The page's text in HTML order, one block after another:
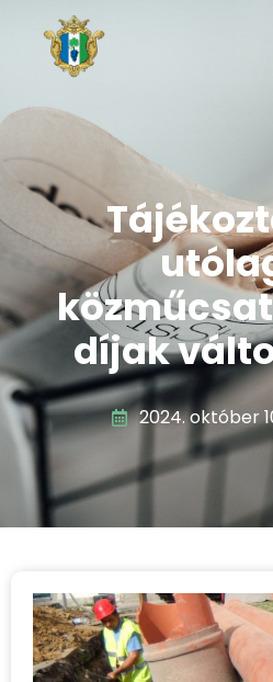
díjak
2024. október